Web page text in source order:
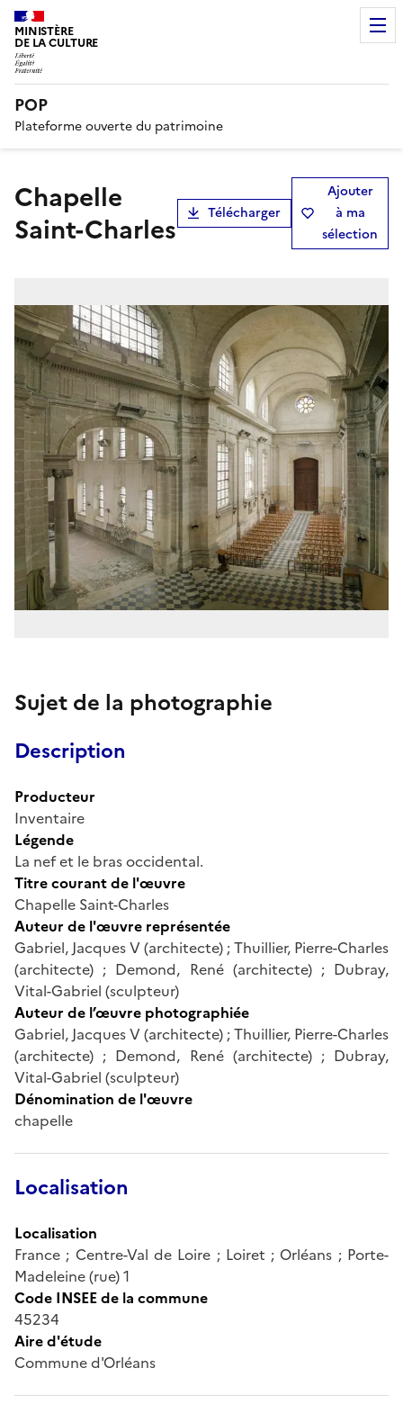
MINISTÈRE
DE LA CULTURE
POP
Plateforme ouverte du patrimoine
Chapelle
Saint-Charles
Télécharger
Ajouter
à ma
sélection
Sujet de la photographie
Description
Producteur
Inventaire
Légende
La nef et le bras occidental.
Titre courant de l'œuvre
Chapelle Saint-Charles
Auteur de l'œuvre représentée
Gabriel, Jacques V (architecte) ; Thuillier, Pierre-Charles
(architecte) ; Demond, René (architecte) ; Dubray,
Vital-Gabriel (sculpteur)
Auteur de l’œuvre photographiée
Gabriel, Jacques V (architecte) ; Thuillier, Pierre-Charles
(architecte) ; Demond, René (architecte) ; Dubray,
Vital-Gabriel (sculpteur)
Dénomination de l'œuvre
chapelle
Localisation
Localisation
France ; Centre-Val de Loire ; Loiret ; Orléans ; Porte-
Madeleine (rue) 1
Code INSEE de la commune
45234
Aire d'étude
Commune d'Orléans